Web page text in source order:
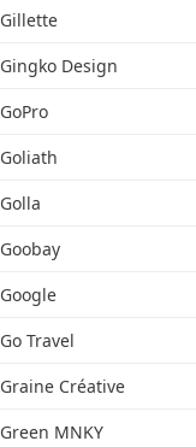
Gillette
Gingko Design
GoPro
Goliath
Golla
Goobay
Google
Go Travel
Graine Créative
Green MNKY